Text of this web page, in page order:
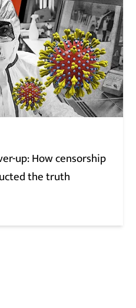
up: How censorship
the truth